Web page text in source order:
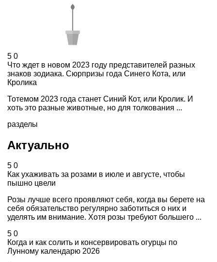
5 0
Что ждет в новом 2023 году представителей разных
знаков зодиака. Сюрпризы года Синего Кота, или
Кролика
Тотемом 2023 года станет Синий Кот, или Кролик. И
хоть это разные животные, но для толкования ...
разделы
Актуально
5 0
Как ухаживать за розами в июле и августе, чтобы
пышно цвели
Розы лучше всего проявляют себя, когда вы берете на
себя обязательство регулярно заботиться о них и
уделять им внимание. Хотя розы требуют большего ...
5 0
Когда и как солить и консервировать огурцы по
Лунному календарю 2026